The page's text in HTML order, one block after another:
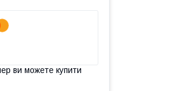
ви можете купити